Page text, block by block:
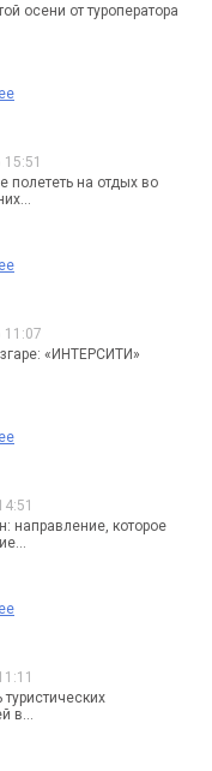
осени от туроператора
полететь на отдых во
11:07
«ИНТЕРСИТИ»
направление, которое
в...